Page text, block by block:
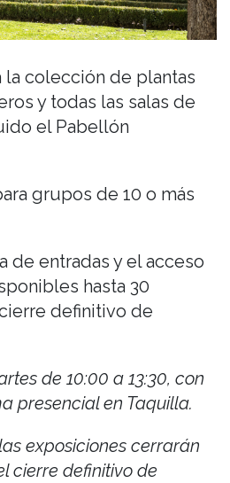
colección de plantas
y todas las salas de
el Pabellón
grupos de 10 o más
de entradas y el acceso
hasta 30
definitivo de
de 10:00 a 13:30, con
presencial en Taquilla.
exposiciones cerrarán
cierre definitivo de